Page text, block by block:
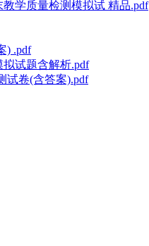
学质量检测模拟试 精品.pdf
) .pdf
试题含解析.pdf
试卷(含答案).pdf